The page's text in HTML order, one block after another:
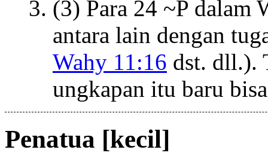
(3) Para 24 ~P dalam
antara lain dengan
Wahy 11:16 dst. dll.).
ungkapan itu baru
Penatua [kecil]